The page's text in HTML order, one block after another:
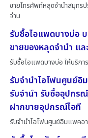
ขายโทรศัพท์หลุดจำนำสมุทร
จำน
รับซื้อไอแพดบางบ่อ
ขายของหลุดจำนำ แ
รับซื้อไอแพดบางบ่อ ให้บริกา
รับจำนำไอโฟนศูนย์อิ
รับจำนำ รับซื้ออุปกร
ฝากขายอุปกรณ์ไอที
รับจำนำไอโฟนศูนย์อิมแพคอ